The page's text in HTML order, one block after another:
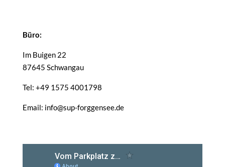
Büro:
Im Buigen 22
87645 Schwangau
Tel: +49 1575 4001798
Email: info@sup-forggensee.de